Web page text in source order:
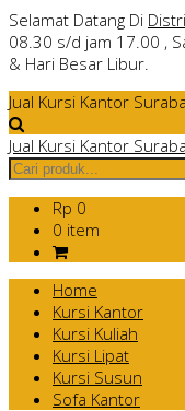
Selamat Datang Di
08.30 s/d jam 17.00 ,
& Hari Besar Libur.
Jual Kursi Kantor
Jual Kursi Kantor
Rp 0
0 item
Home
Kursi Kantor
Kursi Kuliah
Kursi Lipat
Kursi Susun
Sofa Kantor